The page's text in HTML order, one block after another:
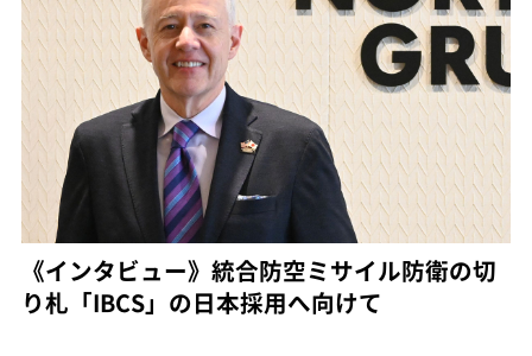
《インタビュー》統合防空ミサイル防衛の切
り札「IBCS」の日本採用へ向けて